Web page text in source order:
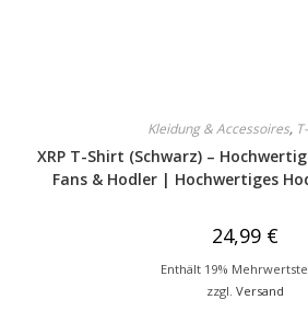
Kleidung & Accessoires,
XRP T-Shirt (Schwarz) –
Fans & Hodler | Hochwertiges
24,99 €
Enthält 19%
zzgl. Versand